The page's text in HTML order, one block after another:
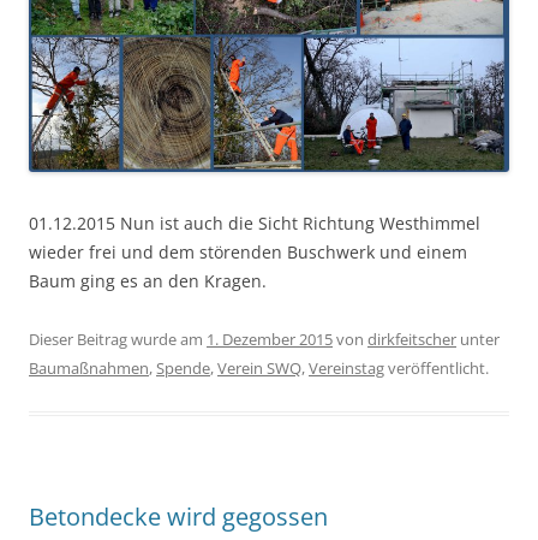
01.12.2015 Nun ist auch die Sicht Richtung Westhimmel
wieder frei und dem störenden Buschwerk und einem
Baum ging es an den Kragen.
Dieser Beitrag wurde am 1. Dezember 2015von dirkfeitscher unter
Baumaßnahmen,Spende,Verein SWQ,Vereinstagveröffentlicht.
Betondecke wird gegossen